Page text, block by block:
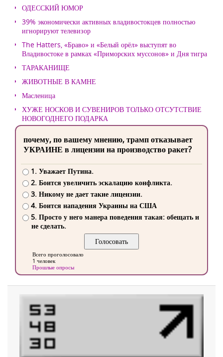
ОДЕССКИЙ ЮМОР
39% экономически активных владивостокцев полностью
игнорируют телевизор
The Hatters, «Браво» и «Белый орёл» выступят во
Владивостоке в рамках «Приморских муссонов» и Дня тигра
ТАРАКАНИЩЕ
ЖИВОТНЫЕ В КАМНЕ
Масленица
ХУЖЕ НОСКОВ И СУВЕНИРОВ ТОЛЬКО ОТСУТСТВИЕ
НОВОГОДНЕГО ПОДАРКА
почему, по вашему мнению, трамп отказывает
УКРАИНЕ в лицензии на производство ракет?
1. Уважает Путина.
2. Боится увеличить эскалацию конфликта.
3. Никому не дает такие лицензии.
4. Боится нападения Украины на США
5. Просто у него манера поведения такая: обещать и
не сделать.
Всего проголосовало
1 человек
Прошлые опросы